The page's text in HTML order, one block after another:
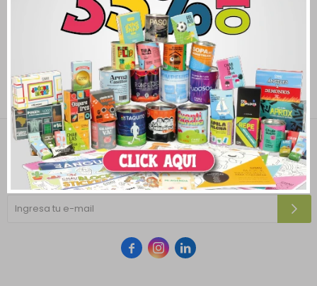
Newsletter
¡Suscribite y recibí todas nuestras novedades!
  